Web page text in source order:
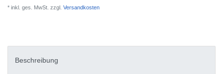
* inkl. ges. MwSt. zzgl. Versandkosten
Beschreibung